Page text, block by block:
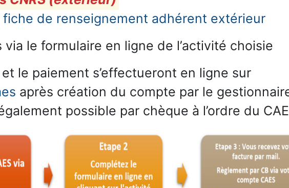
fiche de renseignement adhérent extérieur
via le formulaire en ligne de l’activité choisie
le paiement s’effectueront en ligne sur
après création du compte par le
possible par chèque à l’ordre du